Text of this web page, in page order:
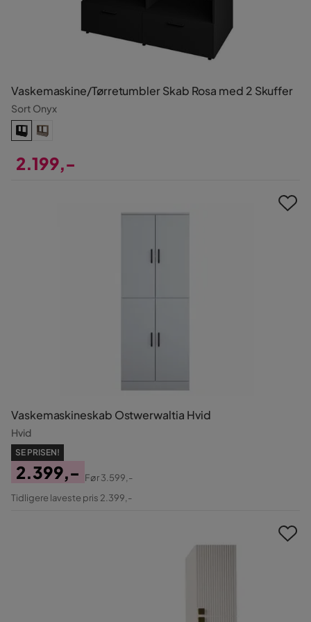
Vaskemaskine/Tørretumbler Skab Rosa med 2 Skuffer
Sort Onyx
2.199,-
Vaskemaskineskab Ostwerwaltia Hvid
Hvid
SE PRISEN!
Pris
2.399,-
Original
Før3.599,-
Tidligere laveste pris 2.399,-